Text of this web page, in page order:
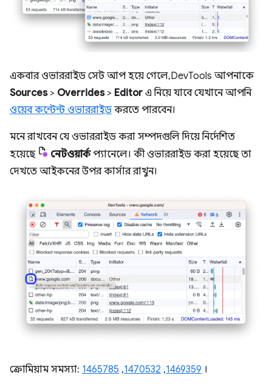
একবার ওভাররাইড সেট আপ হয়ে গেলে, DevTools আপনাকে
Sources> Overrides> Editor এ নিয়ে যাবে যেখানে আপনি
ওয়েব কন্টেন্ট ওভাররাইডকরতে পারবেন।
মনে রাখবেন যে ওভাররাইড করা সম্পদগুলি দিয়ে নির্দেশিত
হয়েছে
নেটওয়ার্কপ্যানেলে। কী ওভাররাইড করা হয়েছে তা
দেখতে আইকনের উপর কার্সার রাখুন।
ক্রোমিয়াম সমস্যা: 1465785 ,1470532 ,1469359 ।